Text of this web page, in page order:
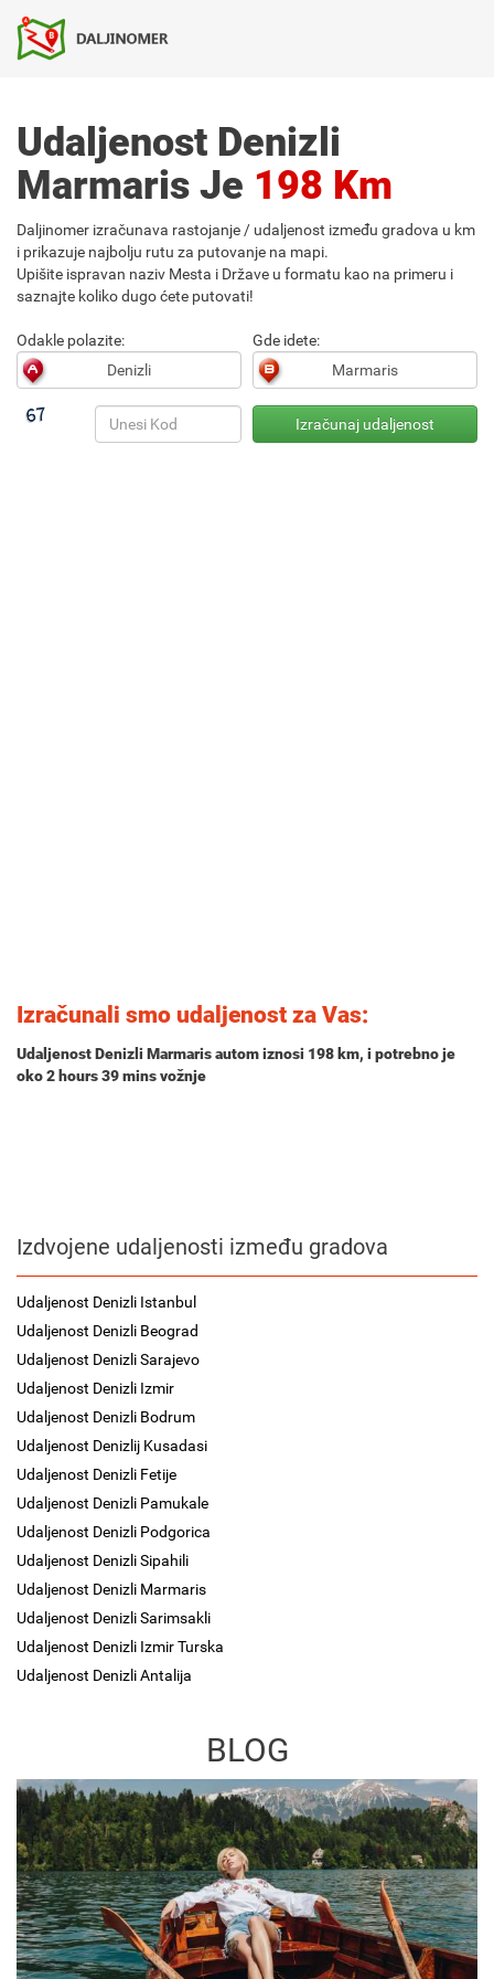
Udaljenost Denizli
Marmaris Je 198 Km
Daljinomer izračunava rastojanje / udaljenost između gradova u km
i prikazuje najbolju rutu za putovanje na mapi.
Upišite ispravan naziv Mesta i Države u formatu kao na primeru i
saznajte koliko dugo ćete putovati!
Odakle polazite: Gde idete:
Izračunali smo udaljenost za Vas:
Udaljenost Denizli Marmaris autom iznosi 198 km, i potrebno je
oko2 hours 39 minsvožnje
Izdvojene udaljenosti između gradova
Udaljenost Denizli Istanbul
Udaljenost Denizli Beograd
Udaljenost Denizli Sarajevo
Udaljenost Denizli Izmir
Udaljenost Denizli Bodrum
Udaljenost Denizlij Kusadasi
Udaljenost Denizli Fetije
Udaljenost Denizli Pamukale
Udaljenost Denizli Podgorica
Udaljenost Denizli Sipahili
Udaljenost Denizli Marmaris
Udaljenost Denizli Sarimsakli
Udaljenost Denizli Izmir Turska
Udaljenost Denizli Antalija
BLOG